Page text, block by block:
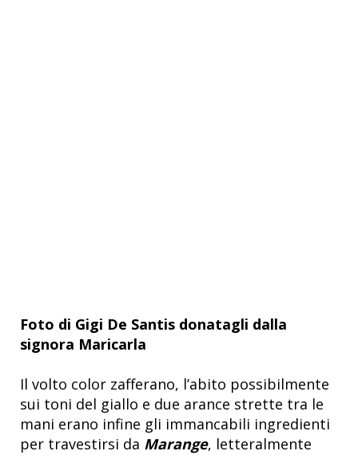
Foto di Gigi De Santis donatagli dalla
signora Maricarla
Il volto color zafferano, l’abito possibilmente
sui toni del giallo e due arance strette tra le
mani erano infine gli immancabili ingredienti
per travestirsi da Marange, letteralmente